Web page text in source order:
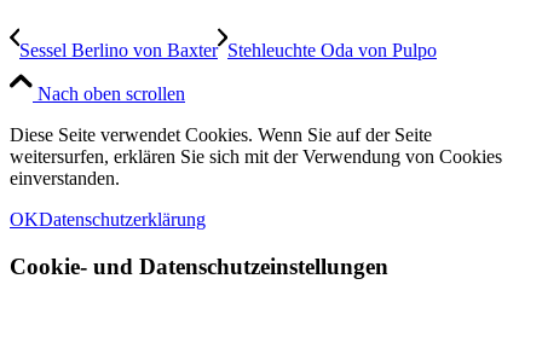
Sessel Berlino von Baxter Stehleuchte Oda von Pulpo
Nach oben scrollen
Diese Seite verwendet Cookies. Wenn Sie auf der Seite
weitersurfen, erklären Sie sich mit der Verwendung von Cookies
einverstanden.
OKDatenschutzerklärung
Cookie- und Datenschutzeinstellungen